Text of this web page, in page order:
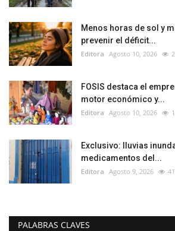
Menos horas de sol y
prevenir el déficit...
Editora Agosto 10, 2026
FOSIS destaca el
motor económico y...
Editora Agosto 10, 2026
Exclusivo: lluvias
medicamentos del...
Editora Agosto 9, 2026
PALABRAS CLAVES